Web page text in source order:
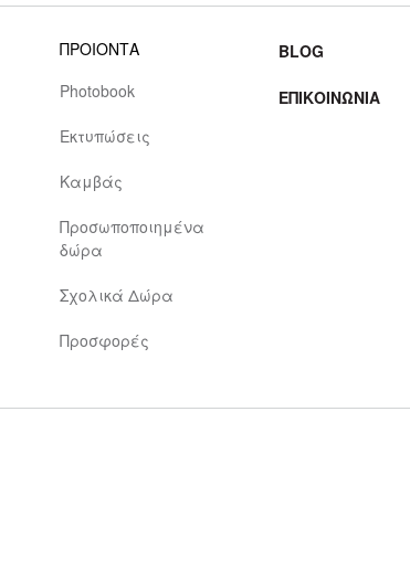
ΠΡΟΙΟΝΤΑ
Photobook
Εκτυπώσεις
Καμβάς
Προσωποποιημένα
δώρα
Σχολικά Δώρα
Προσφορές
BLOG
ΕΠΙΚΟΙΝΩΝΙΑ